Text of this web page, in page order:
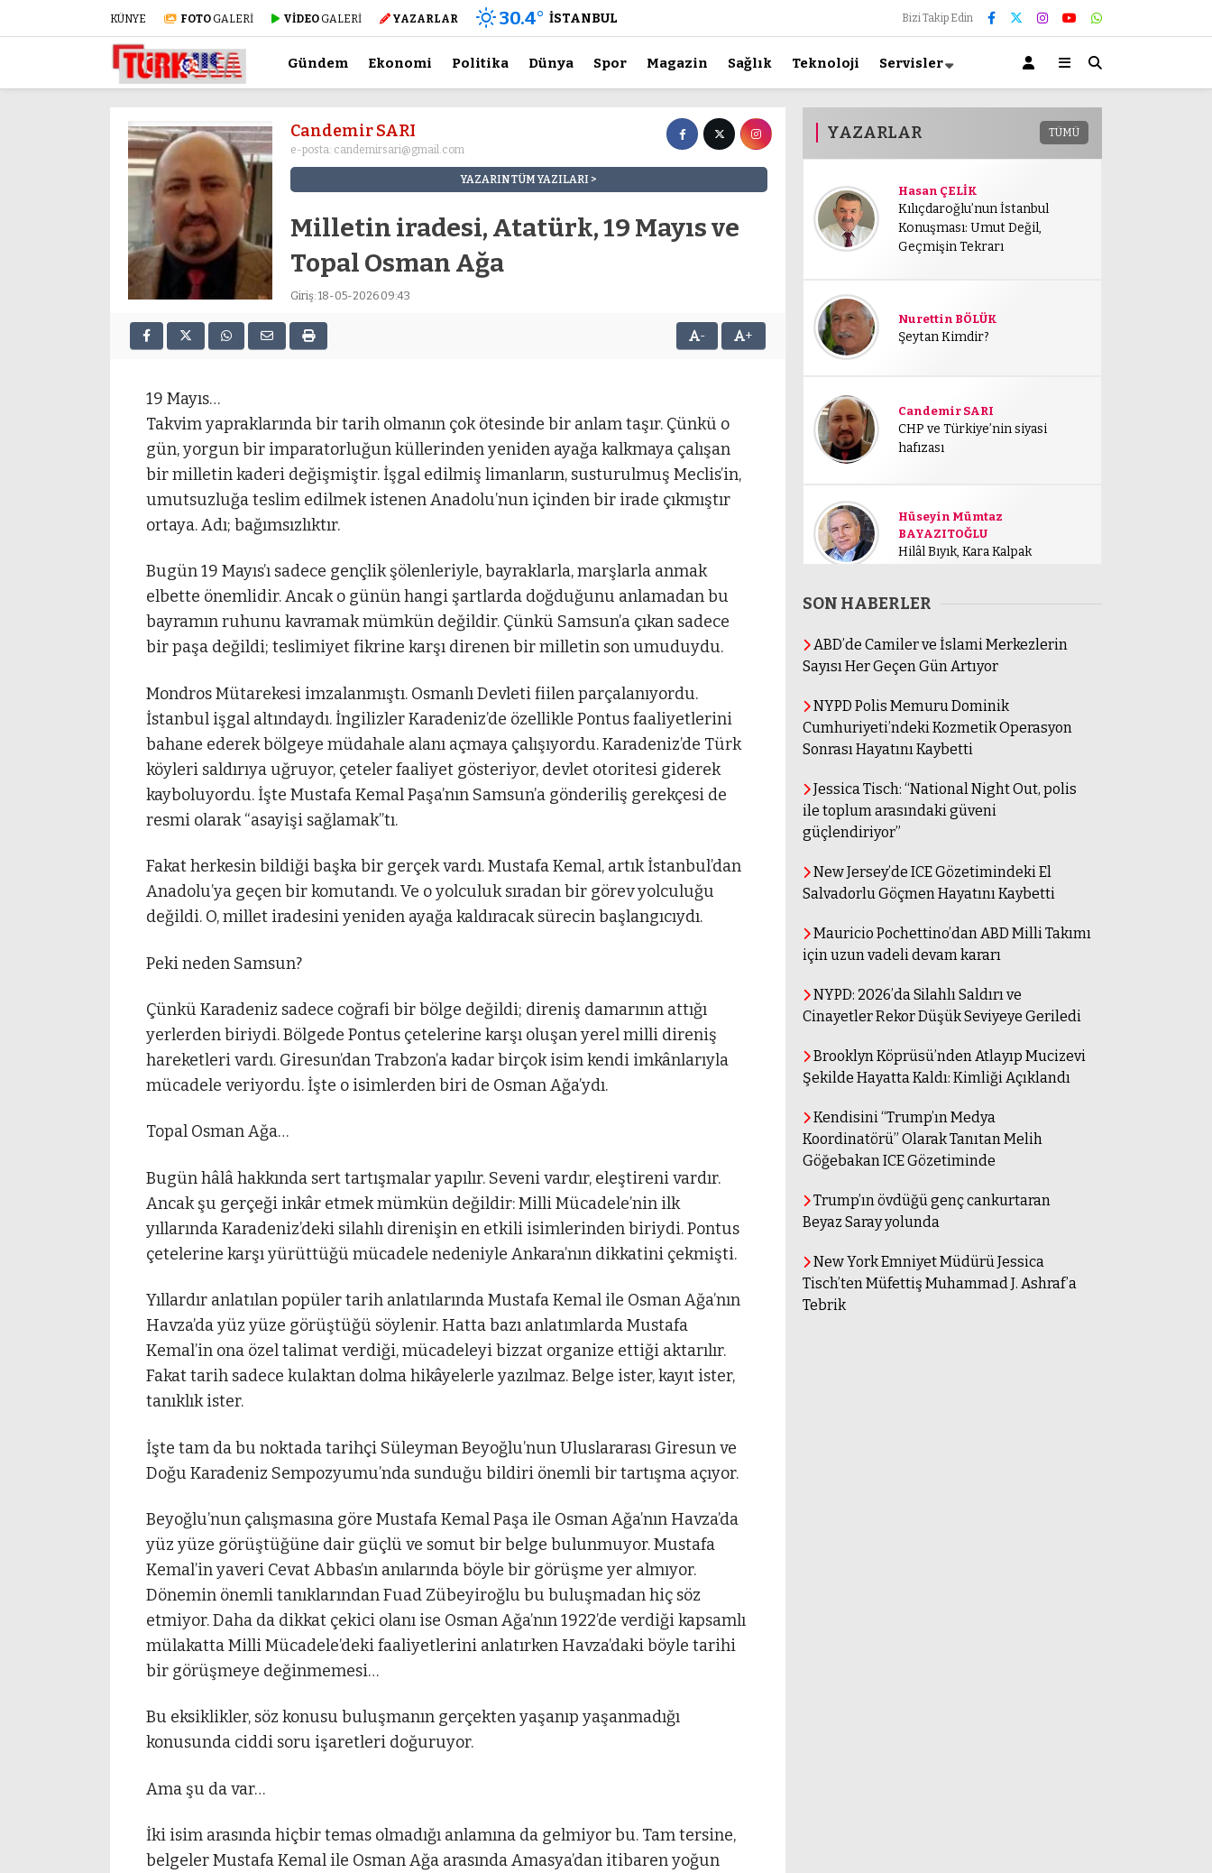
KÜNYE FOTO GALERİ VİDEO GALERİ YAZARLAR 30.4° İSTANBUL Bizi Takip Edin
Gündem Ekonomi Politika Dünya Spor Magazin Sağlık Teknoloji Servisler
Candemir SARI
e-posta: candemirsari@gmail.com
YAZARIN TÜM YAZILARI
Milletin iradesi, Atatürk, 19 Mayıs ve
Topal Osman Ağa
Giriş: 18-05-2026 09:43
- +
19 Mayıs…
Takvim yapraklarında bir tarih olmanın çok ötesinde bir anlam taşır. Çünkü o
gün, yorgun bir imparatorluğun küllerinden yeniden ayağa kalkmaya çalışan
bir milletin kaderi değişmiştir. İşgal edilmiş limanların, susturulmuş Meclis’in,
umutsuzluğa teslim edilmek istenen Anadolu’nun içinden bir irade çıkmıştır
ortaya. Adı; bağımsızlıktır.
Bugün 19 Mayıs’ı sadece gençlik şölenleriyle, bayraklarla, marşlarla anmak
elbette önemlidir. Ancak o günün hangi şartlarda doğduğunu anlamadan bu
bayramın ruhunu kavramak mümkün değildir. Çünkü Samsun’a çıkan sadece
bir paşa değildi; teslimiyet fikrine karşı direnen bir milletin son umuduydu.
Mondros Mütarekesi imzalanmıştı. Osmanlı Devleti fiilen parçalanıyordu.
İstanbul işgal altındaydı. İngilizler Karadeniz’de özellikle Pontus faaliyetlerini
bahane ederek bölgeye müdahale alanı açmaya çalışıyordu. Karadeniz’de Türk
köyleri saldırıya uğruyor, çeteler faaliyet gösteriyor, devlet otoritesi giderek
kayboluyordu. İşte Mustafa Kemal Paşa’nın Samsun’a gönderiliş gerekçesi de
resmi olarak “asayişi sağlamak”tı.
Fakat herkesin bildiği başka bir gerçek vardı. Mustafa Kemal, artık İstanbul’dan
Anadolu’ya geçen bir komutandı. Ve o yolculuk sıradan bir görev yolculuğu
değildi. O, millet iradesini yeniden ayağa kaldıracak sürecin başlangıcıydı.
Peki neden Samsun?
Çünkü Karadeniz sadece coğrafi bir bölge değildi; direniş damarının attığı
yerlerden biriydi. Bölgede Pontus çetelerine karşı oluşan yerel milli direniş
hareketleri vardı. Giresun’dan Trabzon’a kadar birçok isim kendi imkânlarıyla
mücadele veriyordu. İşte o isimlerden biri de Osman Ağa’ydı.
Topal Osman Ağa…
Bugün hâlâ hakkında sert tartışmalar yapılır. Seveni vardır, eleştireni vardır.
Ancak şu gerçeği inkâr etmek mümkün değildir: Milli Mücadele’nin ilk
yıllarında Karadeniz’deki silahlı direnişin en etkili isimlerinden biriydi. Pontus
çetelerine karşı yürüttüğü mücadele nedeniyle Ankara’nın dikkatini çekmişti.
Yıllardır anlatılan popüler tarih anlatılarında Mustafa Kemal ile Osman Ağa’nın
Havza’da yüz yüze görüştüğü söylenir. Hatta bazı anlatımlarda Mustafa
Kemal’in ona özel talimat verdiği, mücadeleyi bizzat organize ettiği aktarılır.
Fakat tarih sadece kulaktan dolma hikâyelerle yazılmaz. Belge ister, kayıt ister,
tanıklık ister.
İşte tam da bu noktada tarihçi Süleyman Beyoğlu’nun Uluslararası Giresun ve
Doğu Karadeniz Sempozyumu’nda sunduğu bildiri önemli bir tartışma açıyor.
Beyoğlu’nun çalışmasına göre Mustafa Kemal Paşa ile Osman Ağa’nın Havza’da
yüz yüze görüştüğüne dair güçlü ve somut bir belge bulunmuyor. Mustafa
Kemal’in yaveri Cevat Abbas’ın anılarında böyle bir görüşme yer almıyor.
Dönemin önemli tanıklarından Fuad Zübeyiroğlu bu buluşmadan hiç söz
etmiyor. Daha da dikkat çekici olanı ise Osman Ağa’nın 1922’de verdiği kapsamlı
mülakatta Milli Mücadele’deki faaliyetlerini anlatırken Havza’daki böyle tarihi
bir görüşmeye değinmemesi…
Bu eksiklikler, söz konusu buluşmanın gerçekten yaşanıp yaşanmadığı
konusunda ciddi soru işaretleri doğuruyor.
Ama şu da var…
İki isim arasında hiçbir temas olmadığı anlamına da gelmiyor bu. Tam tersine,
belgeler Mustafa Kemal ile Osman Ağa arasında Amasya’dan itibaren yoğun
YAZARLAR TÜMÜ
Hasan ÇELİK
Kılıçdaroğlu’nun İstanbul
Konuşması: Umut Değil,
Geçmişin Tekrarı
Nurettin BÖLÜK
Şeytan Kimdir?
Candemir SARI
CHP ve Türkiye’nin siyasi
hafızası
Hüseyin Mümtaz
BAYAZITOĞLU
Hilâl Bıyık, Kara Kalpak
SON HABERLER
ABD’de Camiler ve İslami Merkezlerin
Sayısı Her Geçen Gün Artıyor
NYPD Polis Memuru Dominik
Cumhuriyeti’ndeki Kozmetik Operasyon
Sonrası Hayatını Kaybetti
Jessica Tisch: “National Night Out, polis
ile toplum arasındaki güveni
güçlendiriyor”
New Jersey’de ICE Gözetimindeki El
Salvadorlu Göçmen Hayatını Kaybetti
Mauricio Pochettino’dan ABD Milli Takımı
için uzun vadeli devam kararı
NYPD: 2026’da Silahlı Saldırı ve
Cinayetler Rekor Düşük Seviyeye Geriledi
Brooklyn Köprüsü’nden Atlayıp Mucizevi
Şekilde Hayatta Kaldı: Kimliği Açıklandı
Kendisini “Trump’ın Medya
Koordinatörü” Olarak Tanıtan Melih
Göğebakan ICE Gözetiminde
Trump’ın övdüğü genç cankurtaran
Beyaz Saray yolunda
New York Emniyet Müdürü Jessica
Tisch’ten Müfettiş Muhammad J. Ashraf’a
Tebrik